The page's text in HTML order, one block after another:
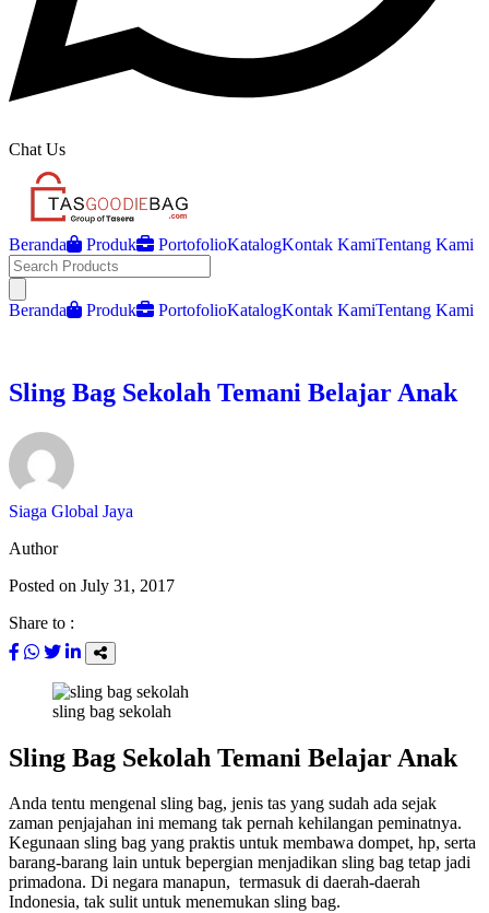
Chat Us
Beranda Produk PortofolioKatalogKontak KamiTentang Kami
Beranda Produk PortofolioKatalogKontak KamiTentang Kami
Sling Bag Sekolah Temani Belajar Anak
Siaga Global Jaya
Author
Posted on July 31, 2017
Share to :
sling bag sekolah
Sling Bag Sekolah Temani Belajar Anak
Anda tentu mengenal sling bag, jenis tas yang sudah ada sejak
zaman penjajahan ini memang tak pernah kehilangan peminatnya.
Kegunaan sling bag yang praktis untuk membawa dompet, hp, serta
barang-barang lain untuk bepergian menjadikan sling bag tetap jadi
primadona. Di negara manapun, termasuk di daerah-daerah
Indonesia, tak sulit untuk menemukan sling bag.